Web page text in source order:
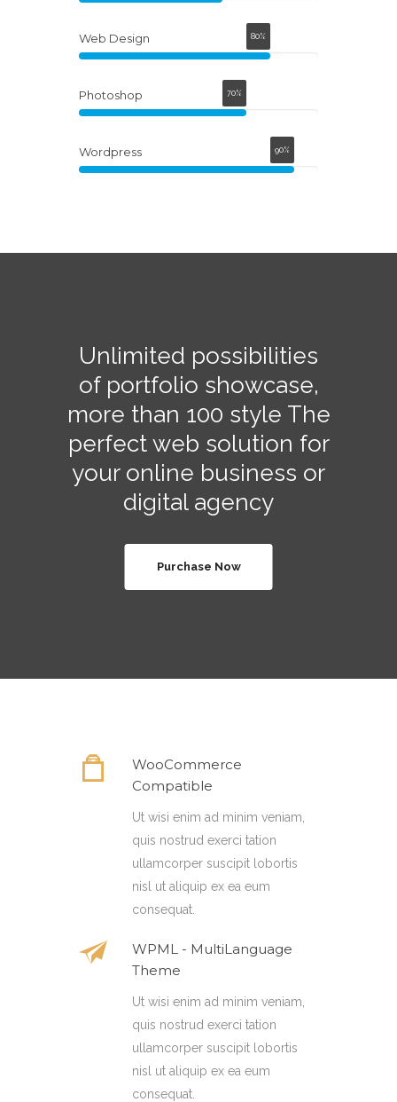
Web Design 80%
Photoshop 70%
Wordpress 90%
Unlimited possibilities
of portfolio showcase,
more than 100 style The
perfect web solution for
your online business or
digital agency
Purchase Now
WooCommerce
Compatible
Ut wisi enim ad minim veniam,
quis nostrud exerci tation
ullamcorper suscipit lobortis
nisl ut aliquip ex ea eum
consequat.
WPML - MultiLanguage
Theme
Ut wisi enim ad minim veniam,
quis nostrud exerci tation
ullamcorper suscipit lobortis
nisl ut aliquip ex ea eum
consequat.